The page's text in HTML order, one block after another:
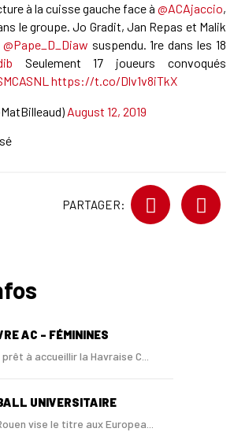
à la cuisse gauche face à @ACAjaccio,
le groupe. Jo Gradit, Jan Repas et Malik
@Pape_D_Diaw suspendu. 1re dans les 18
Seulement 17 joueurs convoqués
https://t.co/Dlv1v8iTkX
August 12, 2019
PARTAGER:
AC - FÉMININES
à accueillir la Havraise C...
UNIVERSITAIRE
vise le titre aux Europea...